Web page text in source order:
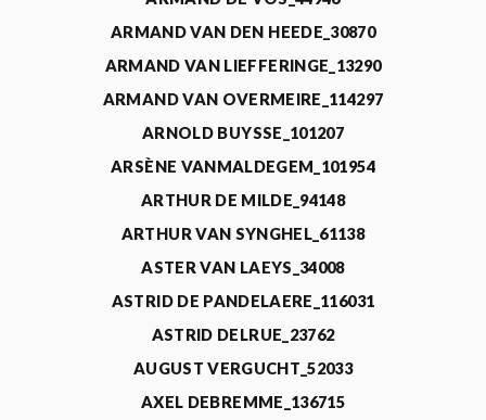
ARMAND VAN DEN HEEDE_30870
ARMAND VAN LIEFFERINGE_13290
ARMAND VAN OVERMEIRE_114297
ARNOLD BUYSSE_101207
ARSÈNE VANMALDEGEM_101954
ARTHUR DE MILDE_94148
ARTHUR VAN SYNGHEL_61138
ASTER VAN LAEYS_34008
ASTRID DE PANDELAERE_116031
ASTRID DELRUE_23762
AUGUST VERGUCHT_52033
AXEL DEBREMME_136715